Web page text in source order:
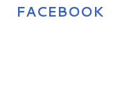
FACEBOOK